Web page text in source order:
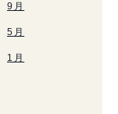
9月
5月
1月